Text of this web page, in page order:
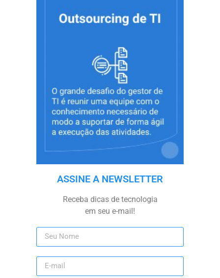
ASSINE A NEWSLETTER
Receba dicas de tecnologia
em seu e-mail!